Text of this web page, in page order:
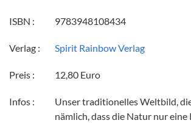
ISBN : 9783948108434
Verlag : Spirit Rainbow Verlag
Preis : 12,80 Euro
Infos :
Unser traditionelles Weltbild,
nämlich, dass die Natur nur eine